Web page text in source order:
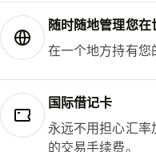
随时随地管理您在
在一个地方持有您
国际借记卡
永远不用担心汇
的交易手续费。